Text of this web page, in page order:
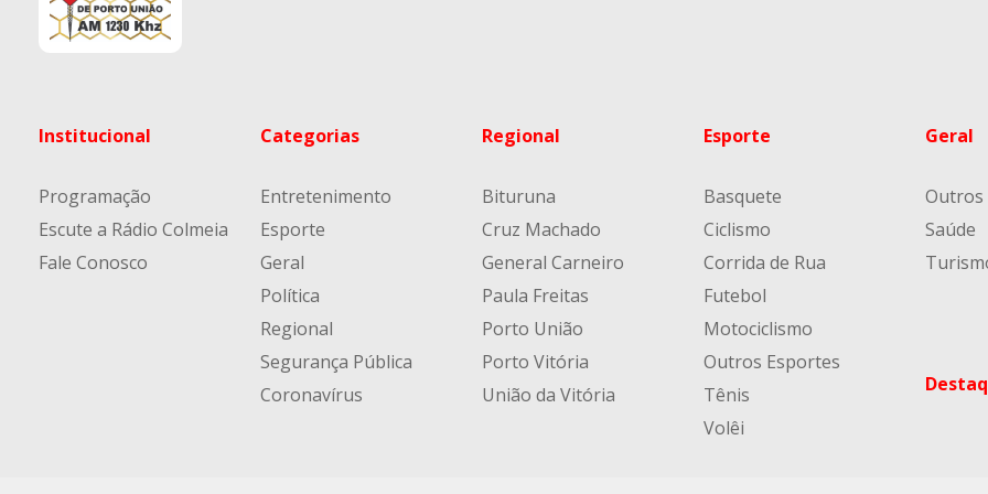
Institucional
Programação
Escute a Rádio Colmeia
Fale Conosco
Categorias
Entretenimento
Esporte
Geral
Política
Regional
Segurança Pública
Coronavírus
Regional
Bituruna
Cruz Machado
General Carneiro
Paula Freitas
Porto União
Porto Vitória
União da Vitória
Esporte
Basquete
Ciclismo
Corrida de Rua
Futebol
Motociclismo
Outros Esportes
Tênis
Volêi
Geral
Outros
Saúde